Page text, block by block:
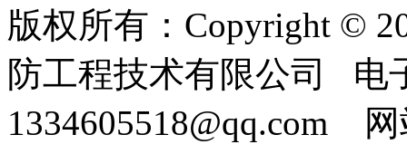
版权所有：Copyright ©
防工程技术有限公司 电
1334605518@qq.com